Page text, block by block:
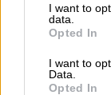
to Google and
purposes in
I want to
data.
Opted In
I want to
Data.
Opted In
Πήλιο